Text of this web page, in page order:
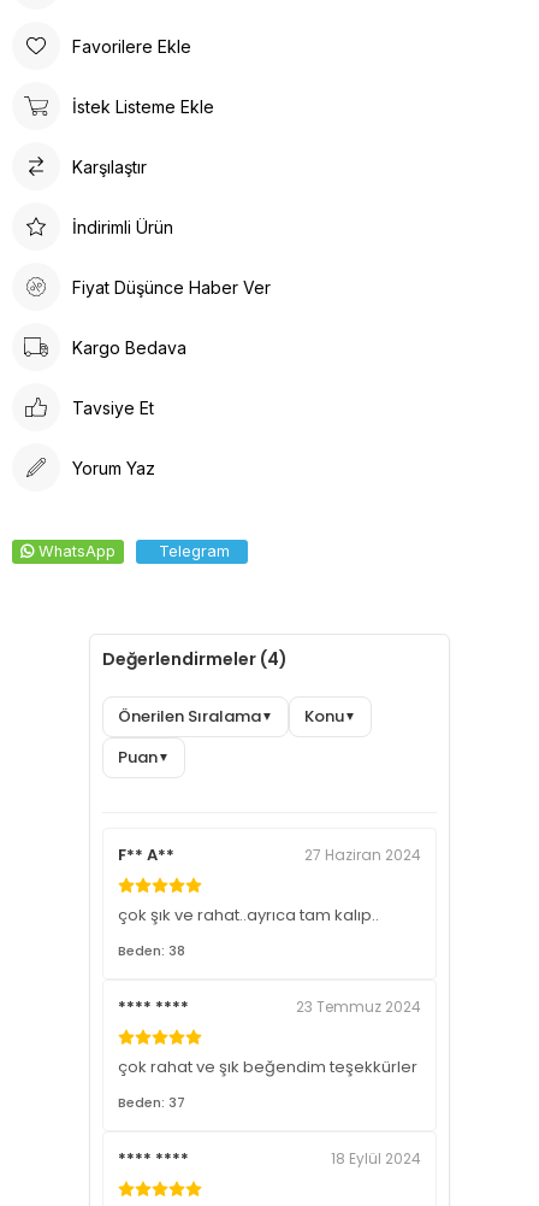
Poli taban materyali sayesinde uzun süreli kullanımlarda bile
Ortopedik taban desteği ile ayak sağlığınızı düşünerek
ürün detayları ile hem dayanıklılık hem de estetik bir görünüm
nefes almasına olanak tanırken yumuşak bir dokunuş sağlar.
vaat eder.
Favorilere Ekle
İstek Listeme Ekle
Karşılaştır
İndirimli Ürün
Fiyat Düşünce Haber Ver
Kargo Bedava
Tavsiye Et
Yorum Yaz
WhatsApp Telegram
Değerlendirmeler (4)
Önerilen Sıralama▼ Konu▼
Puan▼
F** A** 27 Haziran 2024
çok şık ve rahat..ayrıca tam kalıp..
Beden: 38
**** **** 23 Temmuz 2024
çok rahat ve şık beğendim teşekkürler
Beden: 37
**** **** 18 Eylül 2024